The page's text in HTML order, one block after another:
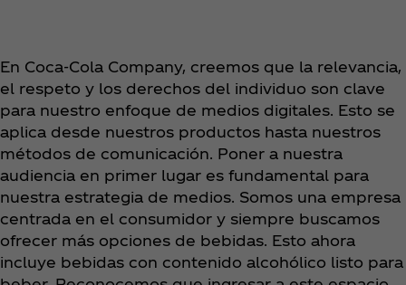
En Coca‑Cola Company, creemos que la relevancia,
el respeto y los derechos del individuo son clave
para nuestro enfoque de medios digitales. Esto se
aplica desde nuestros productos hasta nuestros
métodos de comunicación. Poner a nuestra
audiencia en primer lugar es fundamental para
nuestra estrategia de medios. Somos una empresa
centrada en el consumidor y siempre buscamos
ofrecer más opciones de bebidas. Esto ahora
incluye bebidas con contenido alcohólico listo para